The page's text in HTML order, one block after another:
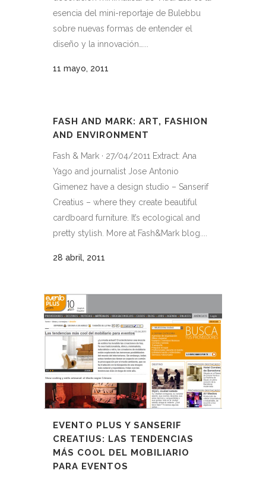
esencia del mini-reportaje de Bulebbu
sobre nuevas formas de entender el
diseño y la innovación…...
11 mayo, 2011
FASH AND MARK: ART, FASHION
AND ENVIRONMENT
Fash & Mark · 27/04/2011 Extract: Ana
Yago and journalist Jose Antonio
Gimenez have a design studio – Sanserif
Creatius – where they create beautiful
cardboard furniture. It’s ecological and
pretty stylish. More at Fash&Mark blog....
28 abril, 2011
EVENTO PLUS Y SANSERIF
CREATIUS: LAS TENDENCIAS
MÁS COOL DEL MOBILIARIO
PARA EVENTOS